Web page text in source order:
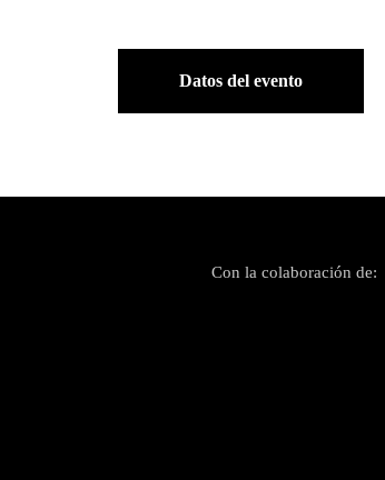
Datos del evento
Con la colaboración de: